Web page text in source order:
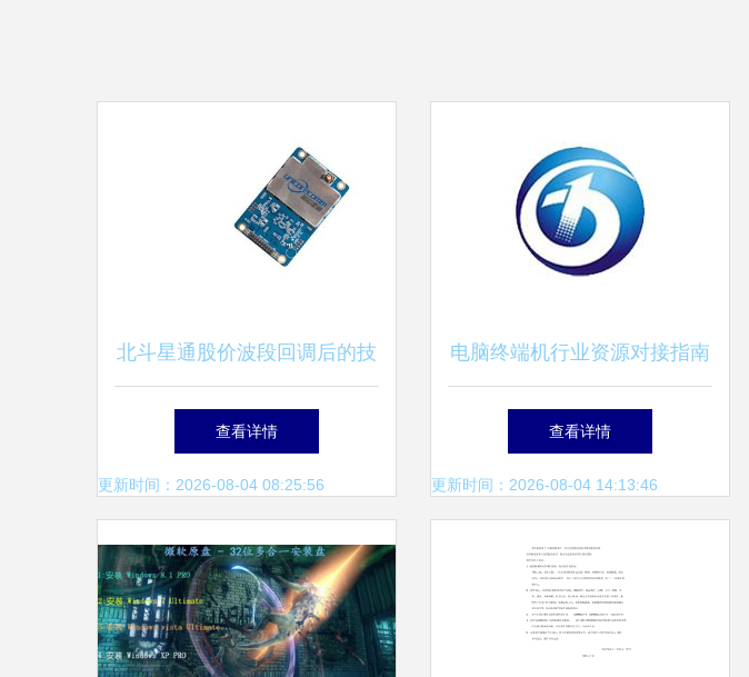
北斗星通股价波段回调后的技
术迷思
查看详情
更新时间：2026-08-04 08:25:56
电脑终端机行业资源对接指南
名录查阅与技术研发趋势
查看详情
更新时间：2026-08-04 14:13:46